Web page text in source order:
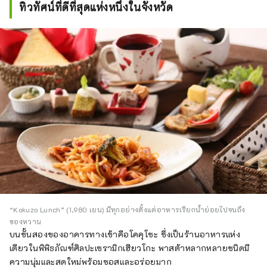
ทิวทัศน์ที่ดีที่สุดแห่งหนึ่งในจังหวัด
“Kokuzo Lunch” (1,980 เยน) มีทุกอย่างตั้งแต่อาหารเรียกน้ำย่อยไปจนถึง
ของหวาน
บนชั้นสองของอาคารทางเข้าคือโคคุโซะ ซึ่งเป็นร้านอาหารแห่ง
เดียวในพิพิธภัณฑ์ศิลปะเซรามิกเฮียวโกะ พาสต้าหลากหลายชนิดมี
ความนุ่มและสดใหม่พร้อมซอสและอร่อยมาก